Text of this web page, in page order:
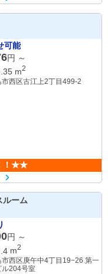
可能
円 ～
m2
市西区古江上2丁目499-2
！★★
ルーム
円 ～
m2
市西区庚午中4丁目19−26 第一
ル204号室